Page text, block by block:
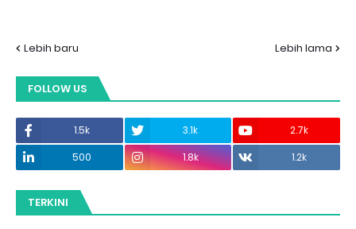
Lebih baru Lebih lama
FOLLOW US
1.5k 3.1k
2.7k
500
1.8k 1.2k
TERKINI